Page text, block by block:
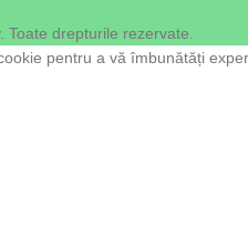
Toate drepturile rezervate.
pentru a vă îmbunătăți